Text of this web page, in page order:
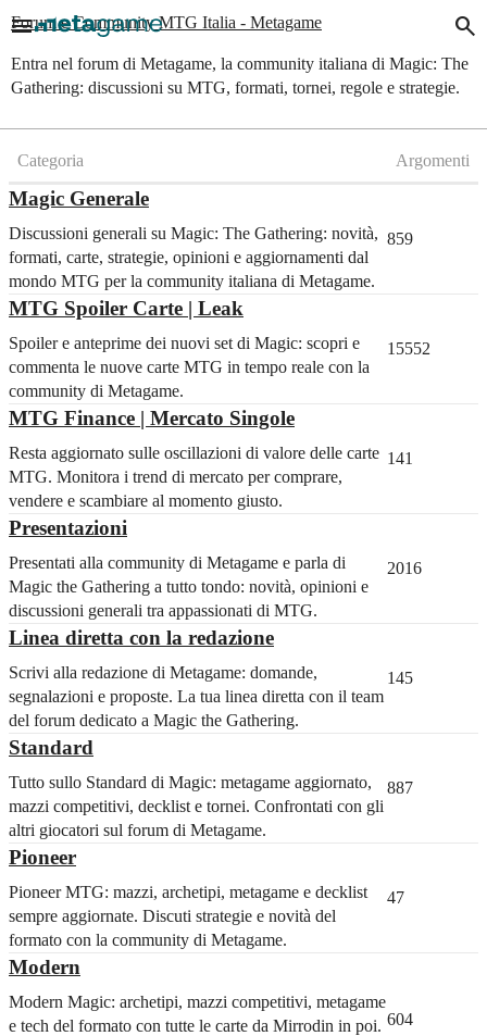
menu search
Forum e Community MTG Italia - Metagame
Entra nel forum di Metagame, la community italiana di Magic: The
Gathering: discussioni su MTG, formati, tornei, regole e strategie.
Categoria Argomenti
Magic Generale
Discussioni generali su Magic: The Gathering: novità,
formati, carte, strategie, opinioni e aggiornamenti dal
mondo MTG per la community italiana di Metagame.
859
MTG Spoiler Carte | Leak
Spoiler e anteprime dei nuovi set di Magic: scopri e
commenta le nuove carte MTG in tempo reale con la
community di Metagame.
15552
MTG Finance | Mercato Singole
Resta aggiornato sulle oscillazioni di valore delle carte
MTG. Monitora i trend di mercato per comprare,
vendere e scambiare al momento giusto.
141
Presentazioni
Presentati alla community di Metagame e parla di
Magic the Gathering a tutto tondo: novità, opinioni e
discussioni generali tra appassionati di MTG.
2016
Linea diretta con la redazione
Scrivi alla redazione di Metagame: domande,
segnalazioni e proposte. La tua linea diretta con il team
del forum dedicato a Magic the Gathering.
145
Standard
Tutto sullo Standard di Magic: metagame aggiornato,
mazzi competitivi, decklist e tornei. Confrontati con gli
altri giocatori sul forum di Metagame.
887
Pioneer
Pioneer MTG: mazzi, archetipi, metagame e decklist
sempre aggiornate. Discuti strategie e novità del
formato con la community di Metagame.
47
Modern
Modern Magic: archetipi, mazzi competitivi, metagame
e tech del formato con tutte le carte da Mirrodin in poi. 604